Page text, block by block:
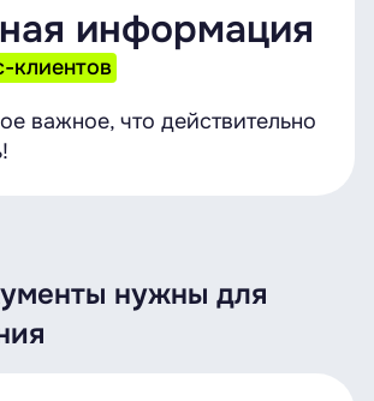
информация
клиентов
важное, что действительно
нужны для